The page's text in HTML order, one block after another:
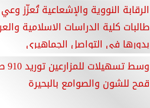
الرقابة النووية والإشعاعية تُعزّز وعي
طالبات كلية الدراسات الاسلامية
بدورها في التواصل الجماهيري
وسط
قمح للشون والصوامع بالبحيرة